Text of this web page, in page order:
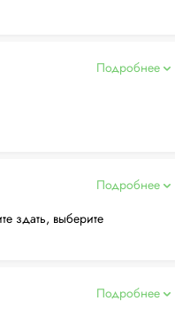
Подробнее
Подробнее
здать, выберите
Подробнее